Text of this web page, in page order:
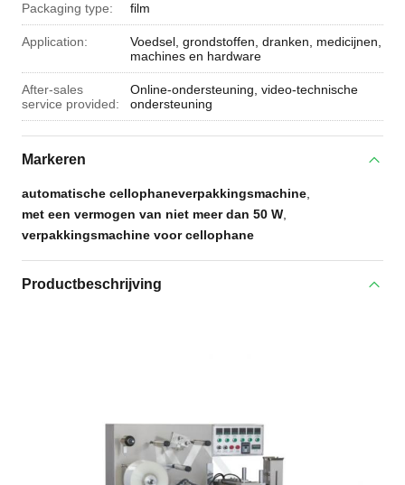
Packaging type: film
Application:
Voedsel, grondstoffen, dranken, medicijnen,
machines en hardware
After-sales
service provided:
Online-ondersteuning, video-technische
ondersteuning
Markeren
automatische cellophaneverpakkingsmachine
met een vermogen van niet meer dan 50 W
verpakkingsmachine voor cellophane
Productbeschrijving